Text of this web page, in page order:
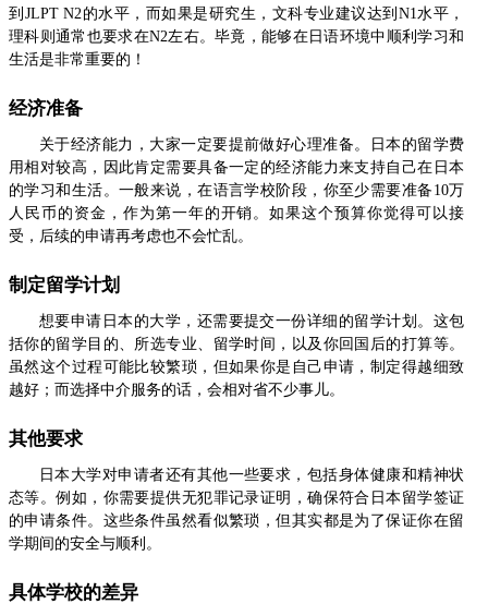
到JLPT N2的水平，而如果是研究生，文科专业建议达到N1水平，
理科则通常也要求在N2左右。毕竟，能够在日语环境中顺利学习和
生活是非常重要的！
经济准备
关于经济能力，大家一定要提前做好心理准备。日本的留学费
用相对较高，因此肯定需要具备一定的经济能力来支持自己在日本
的学习和生活。一般来说，在语言学校阶段，你至少需要准备10万
人民币的资金，作为第一年的开销。如果这个预算你觉得可以接
受，后续的申请再考虑也不会忙乱。
制定留学计划
想要申请日本的大学，还需要提交一份详细的留学计划。这包
括你的留学目的、所选专业、留学时间，以及你回国后的打算等。
虽然这个过程可能比较繁琐，但如果你是自己申请，制定得越细致
越好；而选择中介服务的话，会相对省不少事儿。
其他要求
日本大学对申请者还有其他一些要求，包括身体健康和精神状
态等。例如，你需要提供无犯罪记录证明，确保符合日本留学签证
的申请条件。这些条件虽然看似繁琐，但其实都是为了保证你在留
学期间的安全与顺利。
具体学校的差异